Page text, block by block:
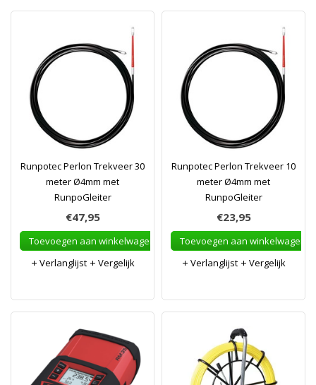
Runpotec Perlon Trekveer 30
meter Ø4mm met
RunpoGleiter
€47,95
Toevoegen aan winkelwagen
Verlanglijst
Vergelijk
Runpotec Perlon Trekveer 10
meter Ø4mm met
RunpoGleiter
€23,95
Toevoegen aan winkelwagen
Verlanglijst
Vergelijk